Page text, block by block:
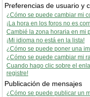
Preferencias de usuario y
¿Cómo se puede cambiar mi
¡La hora en los foros no es
Cambié la zona horaria en mi
¡Mi idioma no está en la lista!
¿Cómo se puede poner una
¿Cómo se puede cambiar mi
Cuando hago clic sobre el
registre!
Publicación de mensajes
¿Cómo se puede publicar un